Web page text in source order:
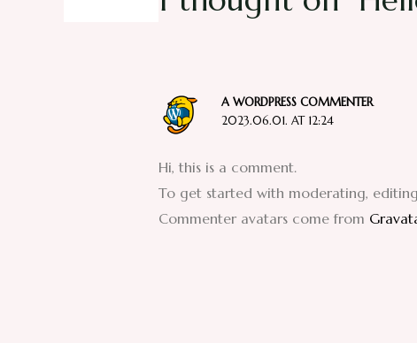
A WORDPRESS COMMENTER
2023.06.01. AT 12:24
Hi, this is a comment.
To get started with moderating,
Commenter avatars come from